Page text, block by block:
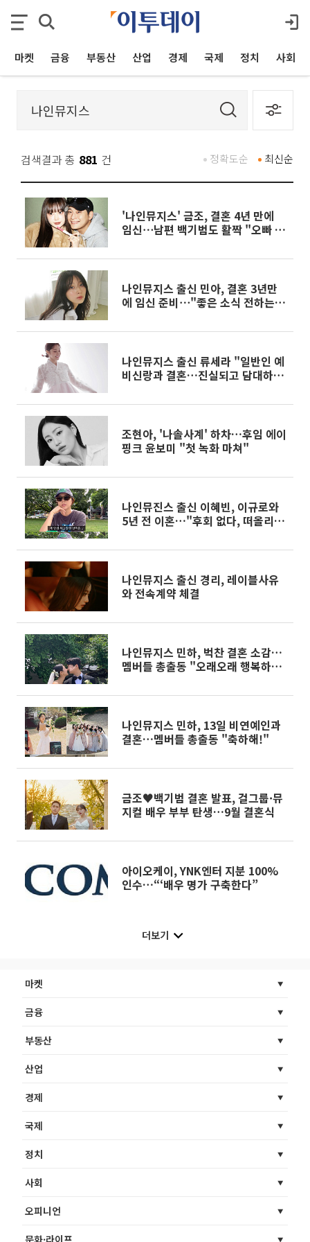
마켓 금융 부동산 산업 경제 국제 정치 사회
검색결과 총 881 건 최신순
정확도순
'나인뮤지스' 금조, 결혼 4년 만에
임신⋯남편 백기범도 활짝 "오빠 닮
나인뮤지스 출신 민아, 결혼 3년만
에 임신 준비⋯"좋은 소식 전하는
나인뮤지스 출신 류세라 "일반인 예
비신랑과 결혼…진실되고 담대하게
조현아, '나솔사계' 하차…후임 에이
핑크 윤보미 "첫 녹화 마쳐"
나인뮤진스 출신 이혜빈, 이규로와
5년 전 이혼…"후회 없다, 떠올리긴
나인뮤지스 출신 경리, 레이블사유
와 전속계약 체결
나인뮤지스 민하, 벅찬 결혼 소감…
멤버들 총출동 "오래오래 행복하
나인뮤지스 민하, 13일 비연예인과
결혼…멤버들 총출동 "축하해!"
금조♥백기범 결혼 발표, 걸그룹·뮤
지컬 배우 부부 탄생…9월 결혼식
아이오케이, YNK엔터 지분 100%
인수…“‘배우 명가 구축한다”
더보기
마켓
금융
부동산
산업
경제
국제
정치
사회
오피니언
문화·라이프